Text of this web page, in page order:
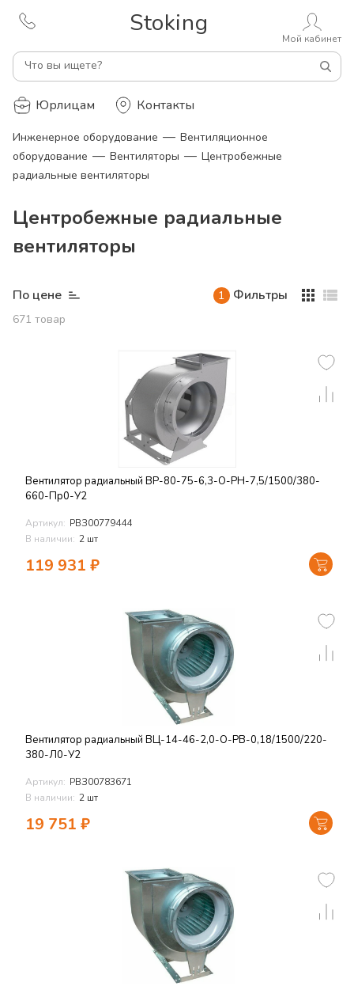
Stoking
Что вы ищете?
Мой кабинет
Юрлицам Контакты
Инженерное оборудование — Вентиляционное
оборудование — Вентиляторы — Центробежные
радиальные вентиляторы
Центробежные радиальные
вентиляторы
По цене
671 товар
1 Фильтры
Вентилятор радиальный ВР-80-75-6,3-О-РН-7,5/1500/380-
660-Пр0-У2
Артикул: РВЗ00779444
В наличии: 2 шт
119 931 ₽
Вентилятор радиальный ВЦ-14-46-2,0-О-РВ-0,18/1500/220-
380-Л0-У2
Артикул: РВЗ00783671
В наличии: 2 шт
19 751 ₽